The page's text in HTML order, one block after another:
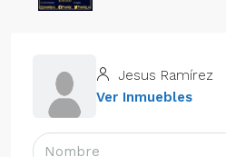
Jesus Ramírez
Ver Inmuebles